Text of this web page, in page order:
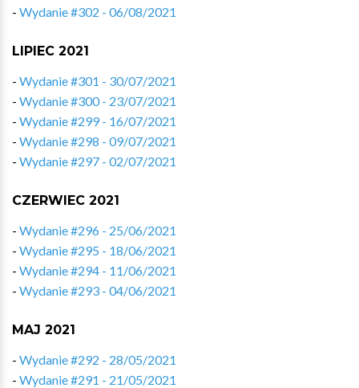
- Wydanie #302 - 06/08/2021
LIPIEC 2021
- Wydanie #301 - 30/07/2021
- Wydanie #300 - 23/07/2021
- Wydanie #299 - 16/07/2021
- Wydanie #298 - 09/07/2021
- Wydanie #297 - 02/07/2021
CZERWIEC 2021
- Wydanie #296 - 25/06/2021
- Wydanie #295 - 18/06/2021
- Wydanie #294 - 11/06/2021
- Wydanie #293 - 04/06/2021
MAJ 2021
- Wydanie #292 - 28/05/2021
- Wydanie #291 - 21/05/2021